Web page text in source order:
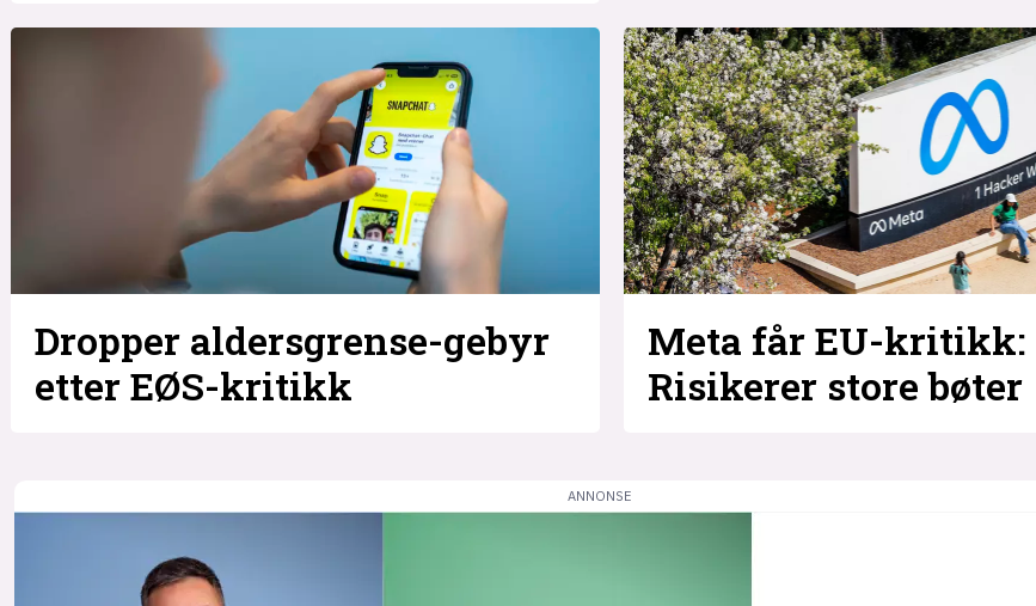
Dropper aldersgrense-gebyr
etter EØS-kritikk
Meta får EU-kritikk:
Risikerer store bøter